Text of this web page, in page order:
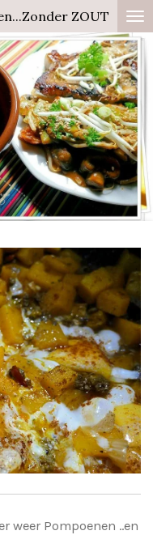
ZOUT
weer Pompoenen ..en